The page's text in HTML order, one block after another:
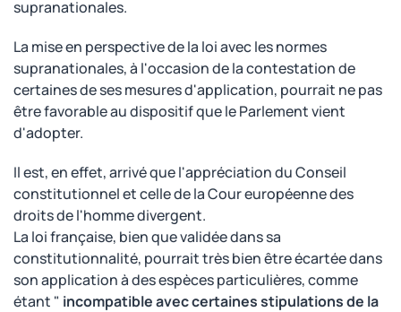
supranationales.
La mise en perspective de la loi avec les normes
supranationales, à l'occasion de la contestation de
certaines de ses mesures d'application, pourrait ne pas
être favorable au dispositif que le Parlement vient
d'adopter.
Il est, en effet, arrivé que l'appréciation du Conseil
constitutionnel et celle de la Cour européenne des
droits de l'homme divergent.
La loi française, bien que validée dans sa
constitutionnalité, pourrait très bien être écartée dans
son application à des espèces particulières, comme
étant " incompatible avec certaines stipulations de la